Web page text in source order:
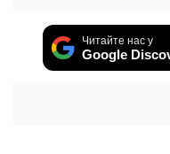
Читайте нас у
Google